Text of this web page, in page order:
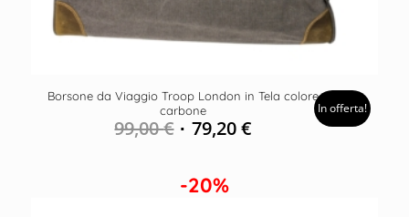
Borsone da Viaggio Troop London in Tela colore
carbone
99,00€ 79,20€
In offerta!
-20%